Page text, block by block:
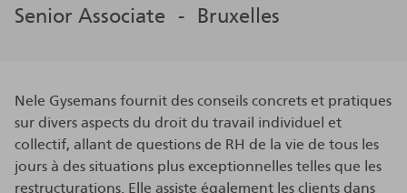
Senior Associate Bruxelles
Nele Gysemans fournit des conseils concrets et pratiques
sur divers aspects du droit du travail individuel et
collectif, allant de questions de RH de la vie de tous les
jours à des situations plus exceptionnelles telles que les
restructurations. Elle assiste également les clients dans